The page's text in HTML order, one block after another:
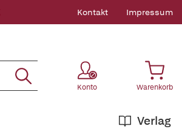
Kontakt Impressum
Konto Warenkorb
Verlag